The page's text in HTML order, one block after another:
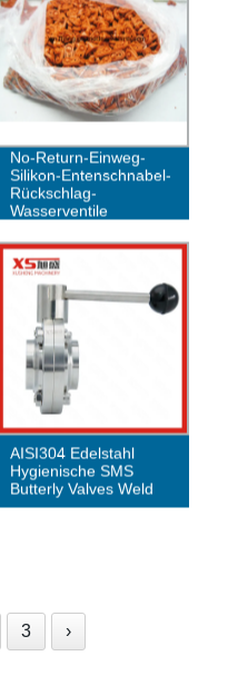
No-Return-Einweg-
Silikon-Entenschnabel-
Rückschlag-
Wasserventile
AISI304 Edelstahl
Hygienische SMS
Butterly Valves Weld
3 ›